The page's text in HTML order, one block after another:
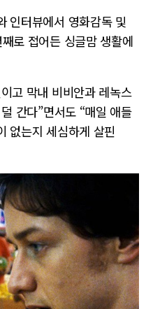
인터뷰에서 영화감독 및
로 접어든 싱글맘 생활에
고 막내 비비안과 레녹스
간다”면서도 “매일 애들
없는지 세심하게 살핀